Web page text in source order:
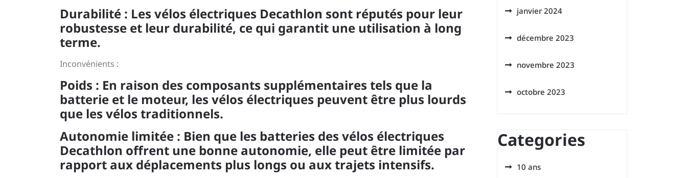
Durabilité : Les vélos électriques Decathlon sont réputés pour leur
robustesse et leur durabilité, ce qui garantit une utilisation à long
terme.
Inconvénients :
Poids : En raison des composants supplémentaires tels que la
batterie et le moteur, les vélos électriques peuvent être plus lourds
que les vélos traditionnels.
Autonomie limitée : Bien que les batteries des vélos électriques
Decathlon offrent une bonne autonomie, elle peut être limitée par
rapport aux déplacements plus longs ou aux trajets intensifs.
janvier 2024
décembre 2023
novembre 2023
octobre 2023
Categories
10 ans